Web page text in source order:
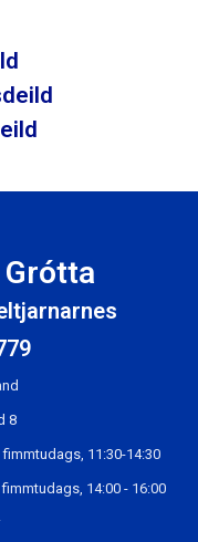
8
11:30-14:30
14:00 - 16:00